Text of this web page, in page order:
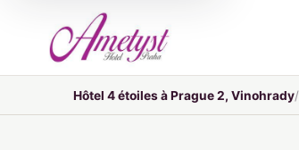
Hôtel 4 étoiles à Prague 2, Vinohrady